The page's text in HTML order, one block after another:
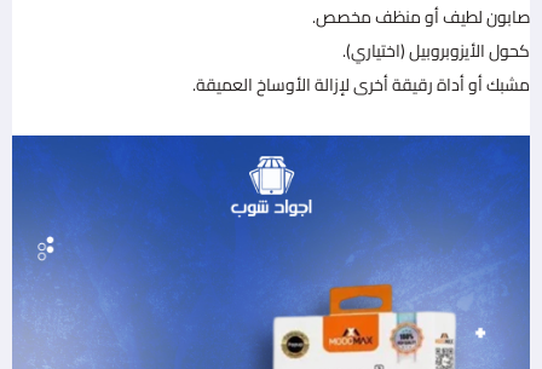
صابون لطيف أو منظف مخصص.
كحول الأيزوبروبيل (اختياري).
مشبك أو أداة رقيقة أخرى لإزالة الأوساخ العميقة.